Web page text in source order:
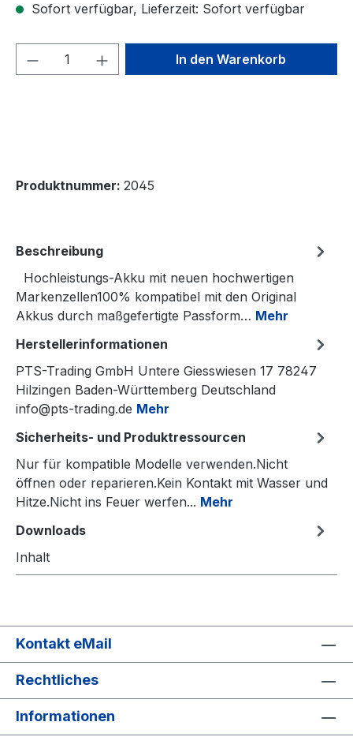
Sofort verfügbar, Lieferzeit: Sofort verfügbar
Produkt Anzahl: Gib denIn den Warenkorb
Produktnummer: 2045
Beschreibung
Hochleistungs-Akku mit neuen hochwertigen
Markenzellen100% kompatibel mit den Original
Akkus durch maßgefertigte Passform… Mehr
Herstellerinformationen
PTS-Trading GmbH Untere Giesswiesen 17 78247
Hilzingen Baden-Württemberg Deutschland
info@pts-trading.de Mehr
Sicherheits- und Produktressourcen
Nur für kompatible Modelle verwenden.Nicht
öffnen oder reparieren.Kein Kontakt mit Wasser und
Hitze.Nicht ins Feuer werfen... Mehr
Downloads
Inhalt
Kontakt eMail
Rechtliches
Informationen